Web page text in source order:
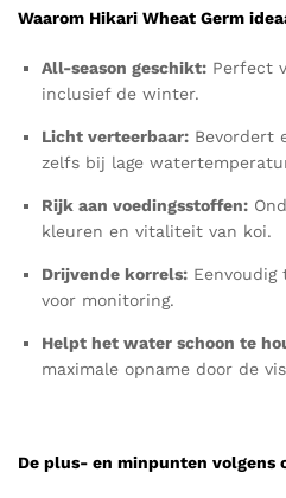
Waarom Hikari Wheat Germ
All-season geschikt: Perfect
inclusief de winter.
Licht verteerbaar: Bevordert
zelfs bij lage
Rijk aan voedingsstoffen:
kleuren en vitaliteit van koi.
Drijvende korrels: Eenvoudig
voor monitoring.
Helpt het water schoon te
maximale opname door de
De plus- en minpunten volgens